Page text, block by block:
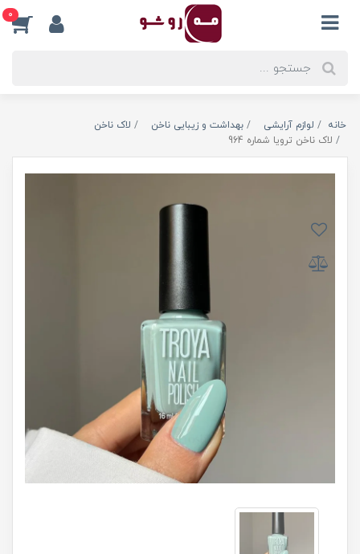
0
خانه لوازم آرایشی بهداشت و زیبایی ناخن
لاک ناخن
لاک ناخن ترویا شماره 964